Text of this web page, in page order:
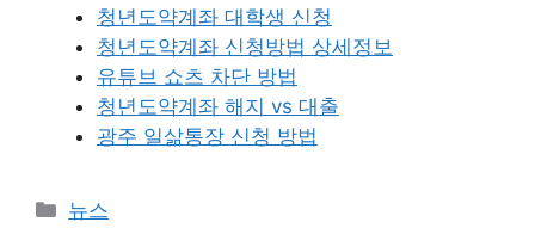
청년도약계좌 대학생 신청
청년도약계좌 신청방법 상세정보
유튜브 쇼츠 차단 방법
청년도약계좌 해지 vs 대출
광주 일삶통장 신청 방법
카
뉴스